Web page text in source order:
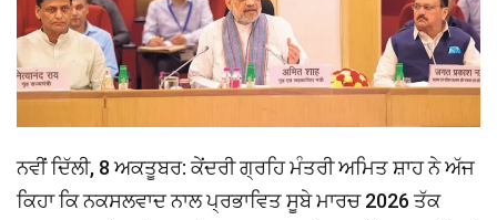
ਨਵੀਂ ਦਿੱਲੀ, 8 ਅਕਤੂਬਰ: ਕੇਂਦਰੀ ਗ੍ਰਹਿ ਮੰਤਰੀ ਅਮਿਤ ਸ਼ਾਹ ਨੇ ਅੱਜ
ਕਿਹਾ ਕਿ ਨਕਸਲਵਾਦ ਨਾਲ ਪ੍ਰਭਾਵਿਤ ਸੂਬੇ ਮਾਰਚ 2026 ਤੱਕ